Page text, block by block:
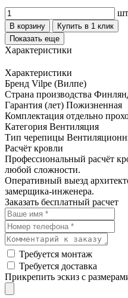
шт
В корзину
Купить в 1 клик
Показать еще
Характеристики
Характеристики
Бренд Vilpe (Вилпе)
Страна производства
Гарантия (лет) Пожизненная
Комплектация отдельно
Категория Вентиляция
Тип черепицы
Расчёт кровли
Профессиональный расчёт
любой сложности.
Оперативный выезд
замерщика-инженера.
Заказать бесплатный расчет
Требуется монтаж
Требуется доставка
Прикрепить эскиз с